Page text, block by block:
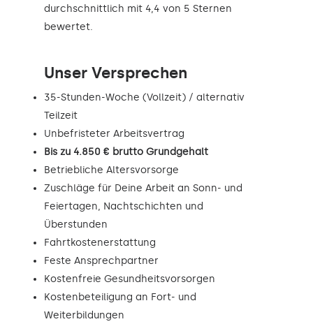
durchschnittlich mit 4,4 von 5 Sternen
bewertet.
Unser Versprechen
35-Stunden-Woche (Vollzeit) / alternativ
Teilzeit
Unbefristeter Arbeitsvertrag
Bis zu 4.850 € brutto Grundgehalt
Betriebliche Altersvorsorge
Zuschläge für Deine Arbeit an Sonn- und
Feiertagen, Nachtschichten und
Überstunden
Fahrtkostenerstattung
Feste Ansprechpartner
Kostenfreie Gesundheitsvorsorgen
Kostenbeteiligung an Fort- und
Weiterbildungen